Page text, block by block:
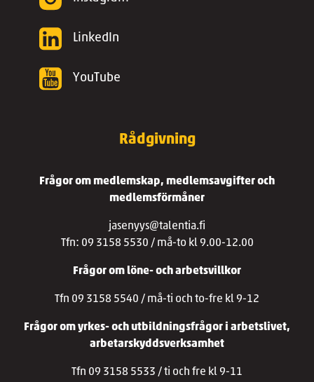
LinkedIn
YouTube
Rådgivning
Frågor om medlemskap, medlemsavgifter och
medlemsförmåner
jasenyys@talentia.fi
Tfn: 09 3158 5530 / må-to kl 9.00-12.00
Frågor om löne- och arbetsvillkor
Tfn 09 3158 5540 / må-ti och to-fre kl 9-12
Frågor om yrkes- och utbildningsfrågor i arbetslivet,
arbetarskyddsverksamhet
Tfn 09 3158 5533 / ti och fre kl 9-11